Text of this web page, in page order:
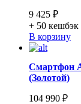
9 425 ₽
+ 50 кешбэк
В корзину
Смартфон
(Золотой)
104 990 ₽